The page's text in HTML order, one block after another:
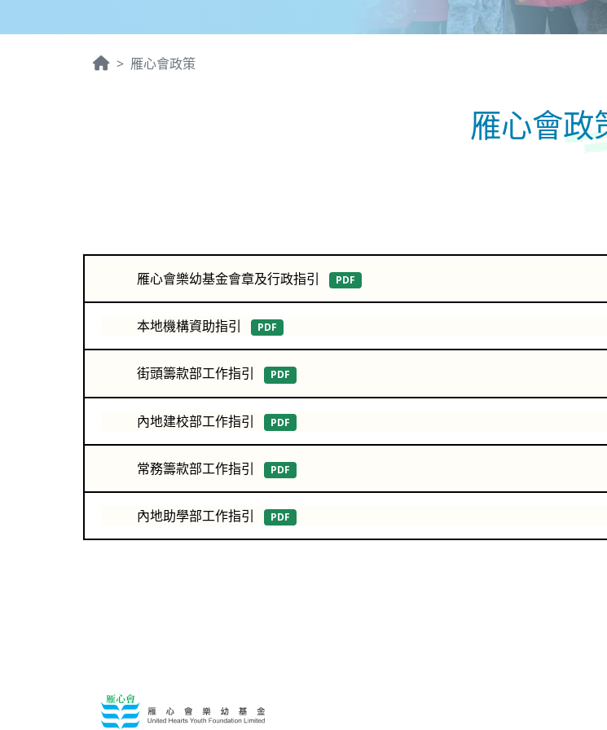
雁心會政策
雁心會政
雁心會樂幼基金會章及行政指引 PDF
本地機構資助指引 PDF
街頭籌款部工作指引 PDF
內地建校部工作指引 PDF
常務籌款部工作指引 PDF
內地助學部工作指引 PDF